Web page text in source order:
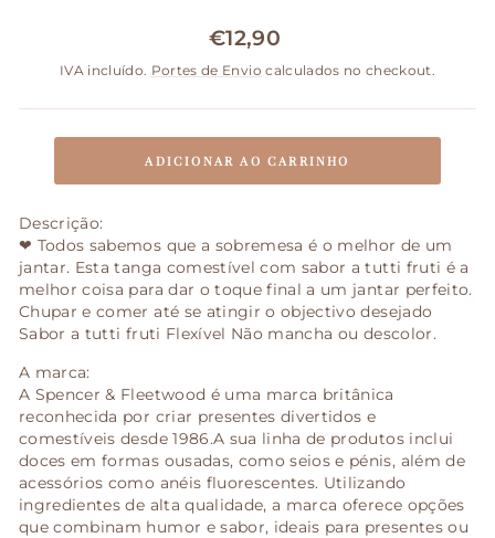
Preço
€12,90
IVA incluído. Portes de Envio calculados no checkout.
ADICIONAR AO CARRINHO
Descrição:
❤ Todos sabemos que a sobremesa é o melhor de um
jantar. Esta tanga comestível com sabor a tutti fruti é a
melhor coisa para dar o toque final a um jantar perfeito.
Chupar e comer até se atingir o objectivo desejado
Sabor a tutti fruti Flexível Não mancha ou descolor.
A marca:
A Spencer & Fleetwood é uma marca britânica
reconhecida por criar presentes divertidos e
comestíveis desde 1986.A sua linha de produtos inclui
doces em formas ousadas, como seios e pénis, além de
acessórios como anéis fluorescentes. Utilizando
ingredientes de alta qualidade, a marca oferece opções
que combinam humor e sabor, ideais para presentes ou